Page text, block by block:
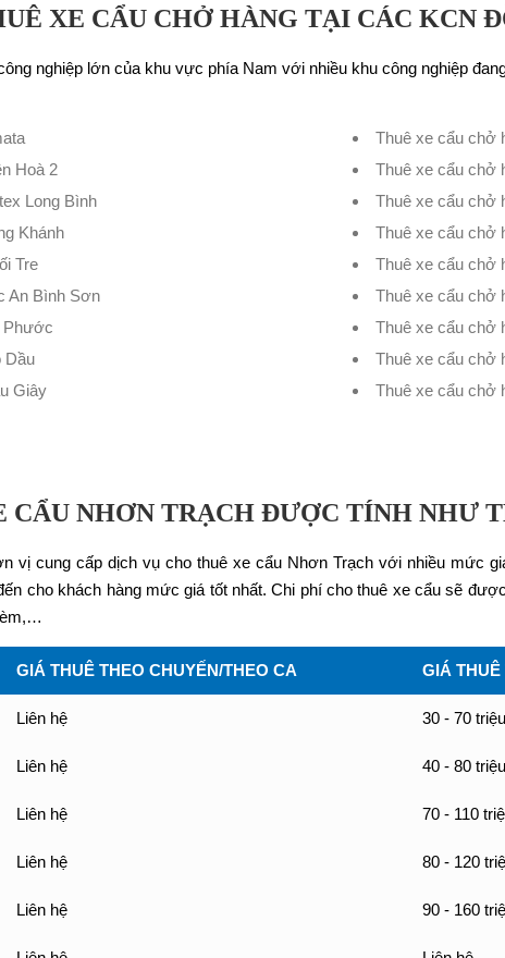
XE CẨU CHỞ HÀNG TẠI CÁC KCN
nghiệp lớn của khu vực phía Nam với nhiều khu công nghiệp
Hoà 2
Long Bình
Khánh
Tre
An Bình Sơn
Phước
Dầu
Giây
Thuê xe cẩu chở
Thuê xe cẩu chở
Thuê xe cẩu chở
Thuê xe cẩu chở
Thuê xe cẩu chở
Thuê xe cẩu chở
Thuê xe cẩu chở
Thuê xe cẩu chở
Thuê xe cẩu chở
CẨU NHƠN TRẠCH ĐƯỢC TÍNH NHƯ
vị cung cấp dịch vụ cho thuê xe cẩu Nhơn Trạch với nhiều mức
cho khách hàng mức giá tốt nhất. Chi phí cho thuê xe cẩu sẽ
GIÁ THUÊ THEO CHUYẾN/THEO CA GIÁ THUÊ
Liên hệ 30 - 70 triệu
Liên hệ 40 - 80 triệu
Liên hệ 70 - 110
Liên hệ 80 - 120
Liên hệ 90 - 160